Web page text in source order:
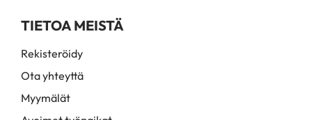
TIETOA MEISTÄ
Rekisteröidy
Ota yhteyttä
Myymälät